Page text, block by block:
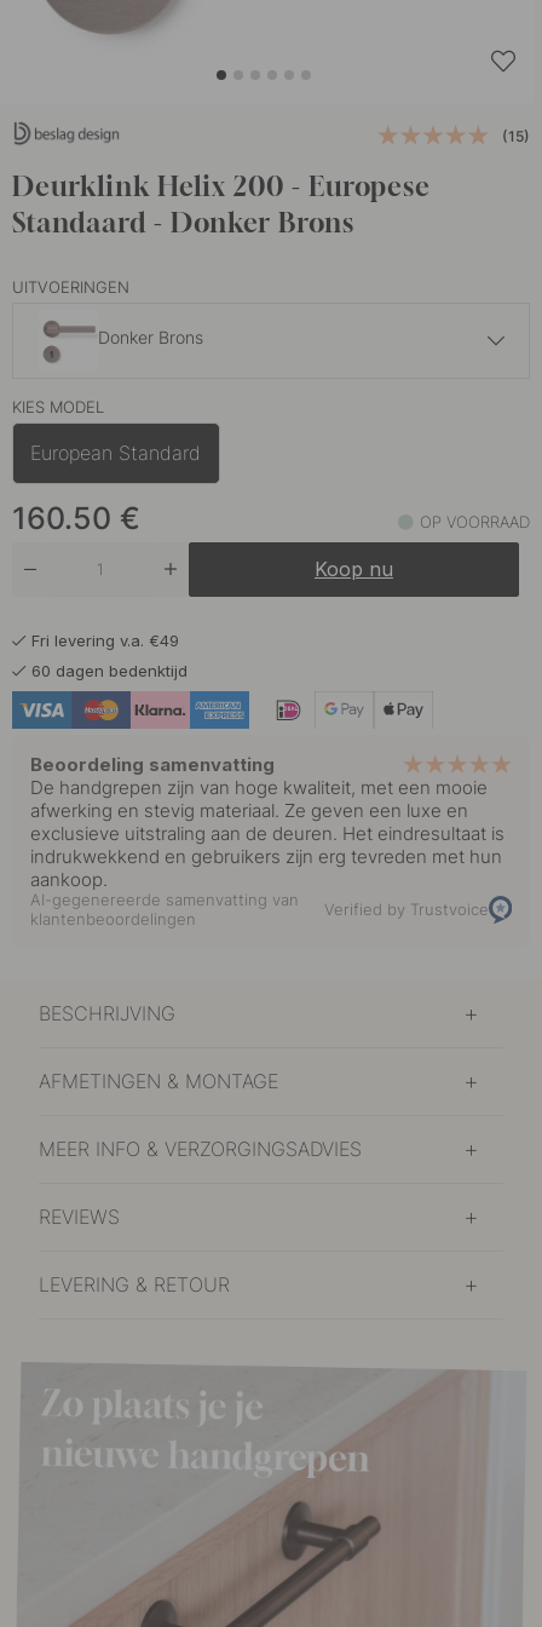
(15)
Deurklink Helix 200 - Europese
Standaard - Donker Brons
UITVOERINGEN
Donker Brons
Antiek Brons
Messing
Roestvrijstalen Afwerking
Zwart
KIES MODEL
European Standard
160.50 € OP VOORRAAD
Koop nu
Fri levering v.a. €49
60 dagen bedenktijd
Beoordeling samenvatting
De handgrepen zijn van hoge kwaliteit, met een mooie
afwerking en stevig materiaal. Ze geven een luxe en
exclusieve uitstraling aan de deuren. Het eindresultaat is
indrukwekkend en gebruikers zijn erg tevreden met hun
aankoop.
AI-gegenereerde samenvatting van
klantenbeoordelingen
Verified by Trustvoice
BESCHRIJVING
AFMETINGEN & MONTAGE
MEER INFO & VERZORGINGSADVIES
REVIEWS
LEVERING & RETOUR